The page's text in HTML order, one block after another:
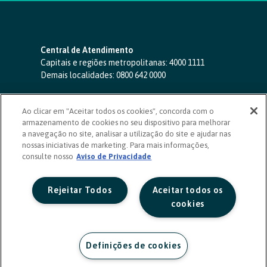
Central de Atendimento
Capitais e regiões metropolitanas: 4000 1111
Demais localidades: 0800 642 0000
SAC 24 horas-0800 724 4420
Ouvidoria
0800 725 0996
(de segunda a sexta, das 8h às 20h)
ouvidoriasicoob.com.br
Deficientes auditivos ou de fala
Ao clicar em "Aceitar todos os cookies", concorda com o
armazenamento de cookies no seu dispositivo para melhorar
a navegação no site, analisar a utilização do site e ajudar nas
nossas iniciativas de marketing. Para mais informações,
consulte nosso Aviso de Privacidade
Aceitar todos os
cookies
Rejeitar Todos
Definições de cookies